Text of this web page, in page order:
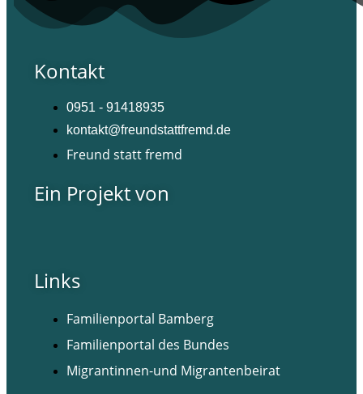
Kontakt
0951 - 91418935
kontakt@freundstattfremd.de
Freund statt fremd
Ein Projekt von
Links
Familienportal Bamberg
Familienportal des Bundes
Migrantinnen-und Migrantenbeirat